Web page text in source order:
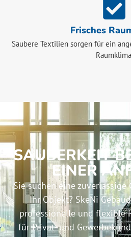
Frisches
Saubere Textilien sorgen für ein
SAUBERKEIT
EINER
Sie suchen eine
Ihr Objekt? SkeNi
professionelle und flexible
für Privat- und